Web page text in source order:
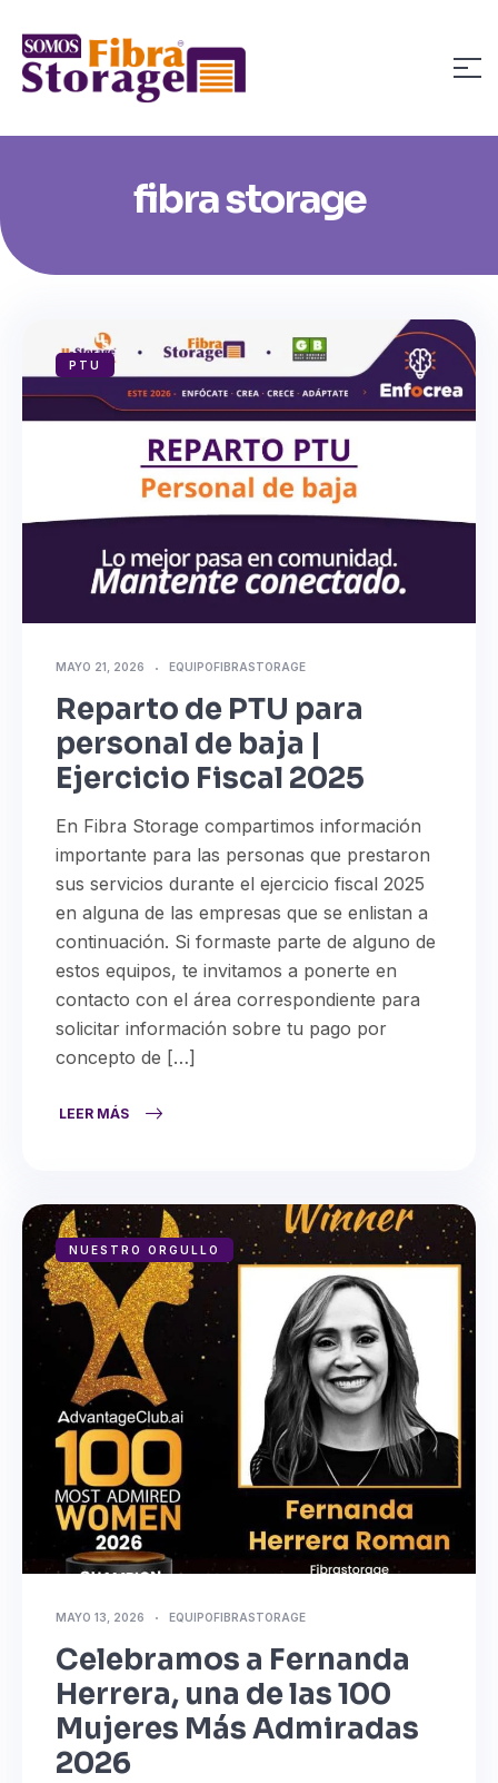
fibra storage
PTU
MAYO 21, 2026 EQUIPOFIBRASTORAGE
Reparto de PTU para
personal de baja |
Ejercicio Fiscal 2025
En Fibra Storage compartimos información
importante para las personas que prestaron
sus servicios durante el ejercicio fiscal 2025
en alguna de las empresas que se enlistan a
continuación. Si formaste parte de alguno de
estos equipos, te invitamos a ponerte en
contacto con el área correspondiente para
solicitar información sobre tu pago por
concepto de […]
LEER MÁS
NUESTRO ORGULLO
MAYO 13, 2026 EQUIPOFIBRASTORAGE
Celebramos a Fernanda
Herrera, una de las 100
Mujeres Más Admiradas
2026